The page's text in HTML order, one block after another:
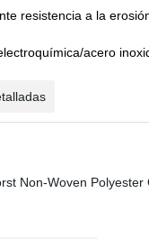
resistencia a la
acero